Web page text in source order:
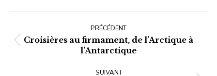
PRÉCÉDENT
Article
précédent
:
Croisières au firmament, de l’Arctique à
l’Antarctique
SUIVANT